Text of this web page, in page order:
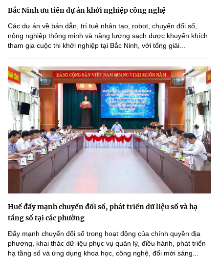
Bắc Ninh ưu tiên dự án khởi nghiệp công nghệ
Các dự án về bán dẫn, trí tuệ nhân tạo, robot, chuyển đổi số,
nông nghiệp thông minh và năng lượng sạch được khuyến khích
tham gia cuộc thi khởi nghiệp tại Bắc Ninh, với tổng giải...
Huế đẩy mạnh chuyển đổi số, phát triển dữ liệu số và hạ
tầng số tại các phường
Đẩy mạnh chuyển đổi số trong hoạt động của chính quyền địa
phương, khai thác dữ liệu phục vụ quản lý, điều hành, phát triển
hạ tầng số và ứng dụng khoa học, công nghệ, đổi mới sáng...